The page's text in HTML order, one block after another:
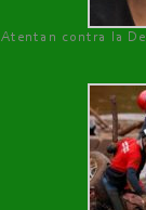
Atentan contra la